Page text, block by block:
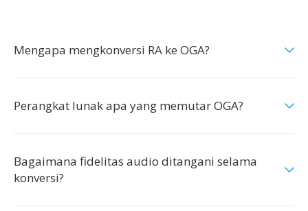
Mengapa mengkonversi RA ke OGA?
Perangkat lunak apa yang memutar OGA?
Bagaimana fidelitas audio ditangani selama
konversi?